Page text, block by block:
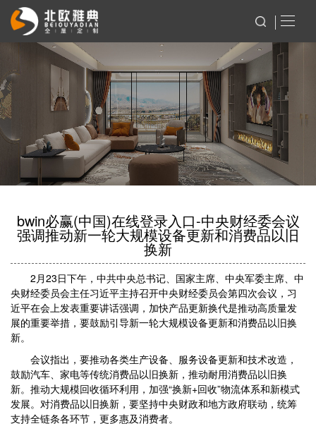
bwin必赢(中国)在线登录入口-中央财经委会议
强调推动新一轮大规模设备更新和消费品以旧
换新
2月23日下午，中共中央总书记、国家主席、中央军委主席、中
央财经委员会主任习近平主持召开中央财经委员会第四次会议，习
近平在会上发表重要讲话强调，加快产品更新换代是推动高质量发
展的重要举措，要鼓励引导新一轮大规模设备更新和消费品以旧换
新。
会议指出，要推动各类生产设备、服务设备更新和技术改造，
鼓励汽车、家电等传统消费品以旧换新，推动耐用消费品以旧换
新。推动大规模回收循环利用，加强“换新+回收”物流体系和新模式
发展。对消费品以旧换新，要坚持中央财政和地方政府联动，统筹
支持全链条各环节，更多惠及消费者。